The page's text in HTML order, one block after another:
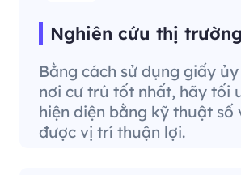
Nghiên cứu thị trường
Bằng cách sử dụng giấy
nơi cư trú tốt nhất, hãy tối
hiện diện bằng kỹ thuật số
được vị trí thuận lợi.